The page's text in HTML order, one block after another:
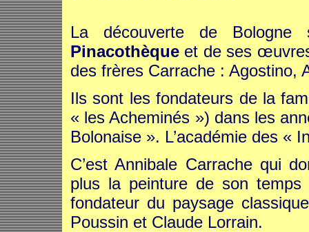
La découverte de
Pinacothèque et de ses
des frères Carrache : Agostino,
Ils sont les fondateurs de la
« les Acheminés ») dans les
Bolonaise ». L’académie des «
C’est Annibale Carrache qui
plus la peinture de son
fondateur du paysage
Poussin et Claude Lorrain.